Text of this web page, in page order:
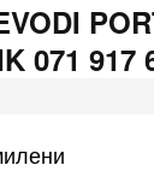
071 917